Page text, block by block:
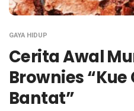
GAYA HIDUP
Cerita Awal
Brownies
Bantat”